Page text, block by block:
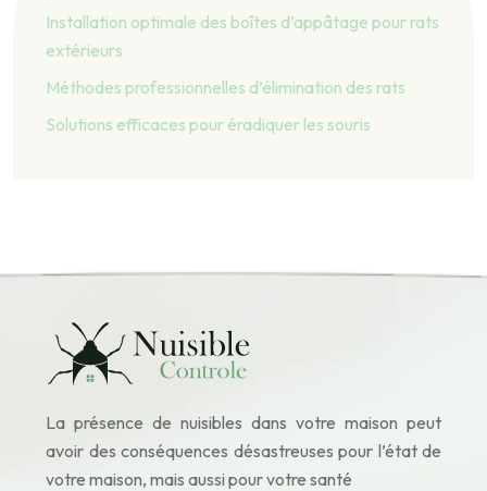
Installation optimale des boîtes d’appâtage pour rats
extérieurs
Méthodes professionnelles d’élimination des rats
Solutions efficaces pour éradiquer les souris
La présence de nuisibles dans votre maison peut
avoir des conséquences désastreuses pour l’état de
votre maison, mais aussi pour votre santé